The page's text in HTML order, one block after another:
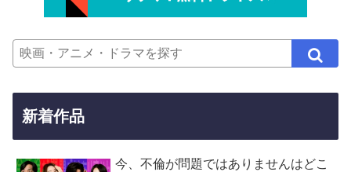
新着作品
今、不倫が問題ではありませんはどこ